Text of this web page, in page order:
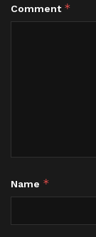
Comment *
Name *